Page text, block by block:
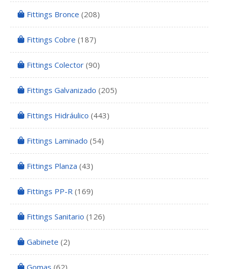
Fittings Bronce (208)
Fittings Cobre (187)
Fittings Colector (90)
Fittings Galvanizado (205)
Fittings Hidráulico (443)
Fittings Laminado (54)
Fittings Planza (43)
Fittings PP-R (169)
Fittings Sanitario (126)
Gabinete (2)